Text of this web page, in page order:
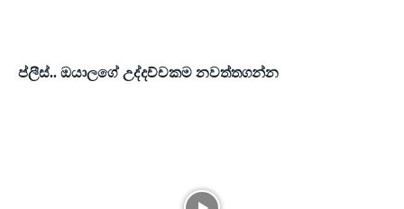
ප්ලීස්.. ඔයාලගේ උද්දච්චකම නවත්තගන්න